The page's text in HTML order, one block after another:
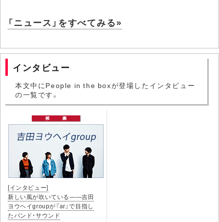
「ニュース」をすべてみる»
インタビュー
本文中にPeople in the boxが登場したインタビュー
の一覧です。
[インタビュー]
新しい風が吹いている――吉田
ヨウヘイgroupが『ar』で目指し
たバンド・サウンド